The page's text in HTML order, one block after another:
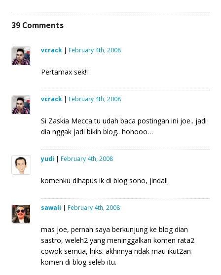
new new new new new new new
39Comments
vcrack| February 4th, 2008
Pertamax sek!!
vcrack| February 4th, 2008
Si Zaskia Mecca tu udah baca postingan ini joe.. jadi
dia nggak jadi bikin blog.. hohooo…
yudi | February 4th, 2008
komenku dihapus ik di blog sono, jindall
sawali | February 4th, 2008
mas joe, pernah saya berkunjung ke blog dian
sastro, weleh2 yang meninggalkan komen rata2
cowok semua, hiks. akhirnya ndak mau ikut2an
komen di blog seleb itu.